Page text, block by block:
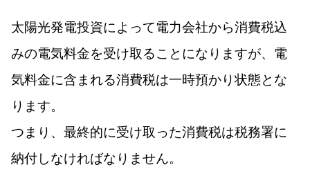
太陽光発電投資によって電力会社から消費税込
みの電気料金を受け取ることになりますが、電
気料金に含まれる消費税は一時預かり状態とな
ります。
つまり、最終的に受け取った消費税は税務署に
納付しなければなりません。